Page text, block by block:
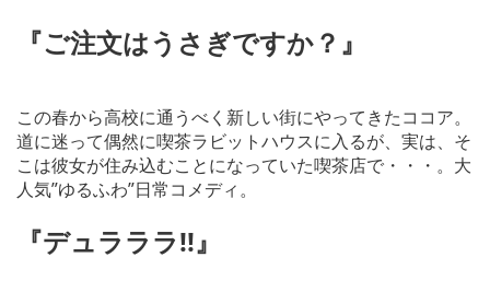
『ご注文はうさぎですか？』
この春から高校に通うべく新しい街にやってきたココア。
道に迷って偶然に喫茶ラビットハウスに入るが、実は、そ
こは彼女が住み込むことになっていた喫茶店で・・・。大
人気”ゆるふわ”日常コメディ。
『デュラララ!!』